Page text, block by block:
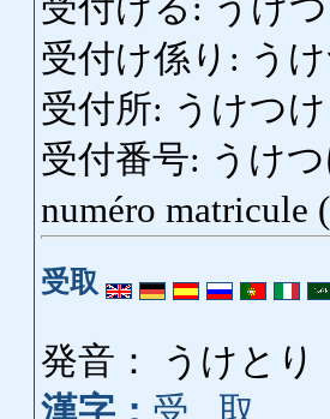
受付ける: うけつ
受付け係り: う
受付所: うけつ
受付番号: うけつ
numéro
受取
発音： うけとり